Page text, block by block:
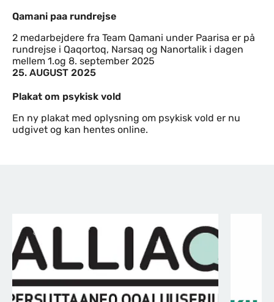
Qamani paa rundrejse
2 medarbejdere fra Team Qamani under Paarisa er på
rundrejse i Qaqortoq, Narsaq og Nanortalik i dagen
mellem 1.og 8. september 2025
25. AUGUST 2025
Plakat om psykisk vold
En ny plakat med oplysning om psykisk vold er nu
udgivet og kan hentes online.